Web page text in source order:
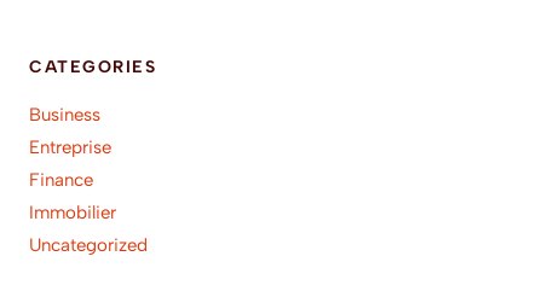
CATEGORIES
Business
Entreprise
Finance
Immobilier
Uncategorized